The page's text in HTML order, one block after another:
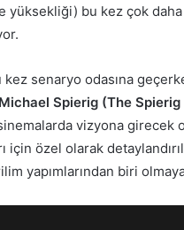
yüksekliği) bu kez çok
senaryo odasına
Spierig (The
vizyona
için özel olarak
yapımlarından biri